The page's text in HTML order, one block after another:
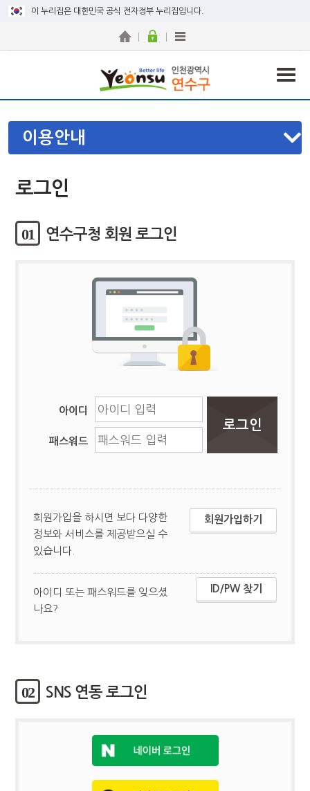
이 누리집은 대한민국 공식 전자정부 누리집입니다.
이용안내
로그인
01 연수구청 회원 로그인
아이디
패스워드
회원가입을 하시면 보다 다양한
정보와 서비스를 제공받으실 수
있습니다.
회원가입하기
아이디 또는 패스워드를 잊으셨
나요?
ID/PW 찾기
02 SNS 연동 로그인